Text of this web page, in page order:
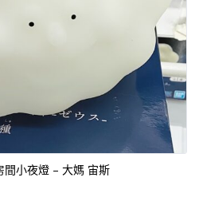
小夜燈 – 大媽 宙斯